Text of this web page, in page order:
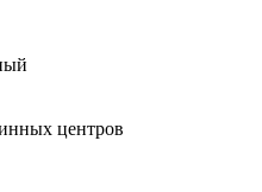
центров